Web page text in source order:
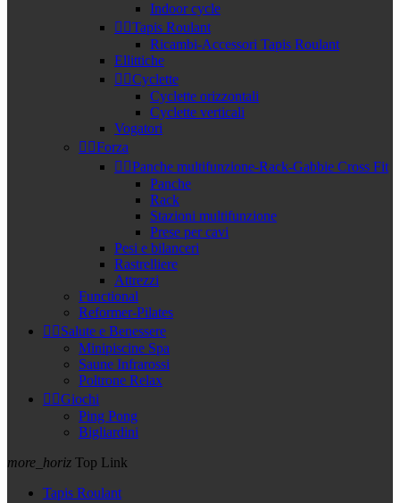
Indoor cycle
 Tapis Roulant
Ricambi-Accessori Tapis Roulant
Ellittiche
 Cyclette
Cyclette orizzontali
Cyclette verticali
Vogatori
 Forza
 Panche multifunzione-Rack-Gabbie Cross Fit
Panche
Rack
Stazioni multifunzione
Prese per cavi
Pesi e bilanceri
Rastrelliere
Attrezzi
Functional
Reformer-Pilates
 Salute e Benessere
Minipiscine Spa
Saune Infrarossi
Poltrone Relax
 Giochi
Ping Pong
Bigliardini
more_horiz Top Link
Tapis Roulant